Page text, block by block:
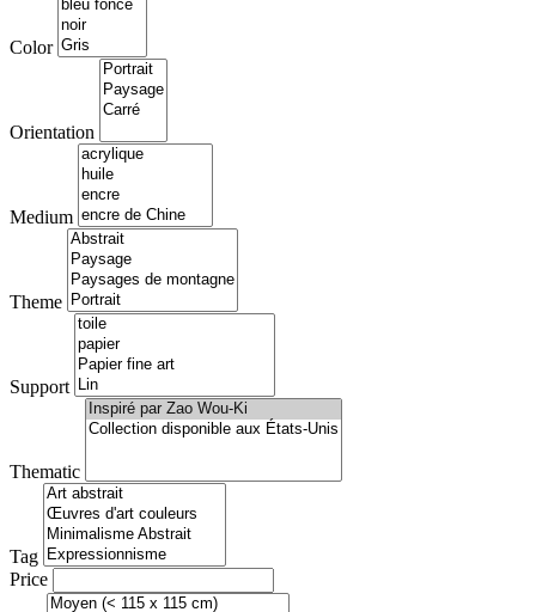
Color
Orientation
Medium
Theme
Support
Thematic
Tag
Price